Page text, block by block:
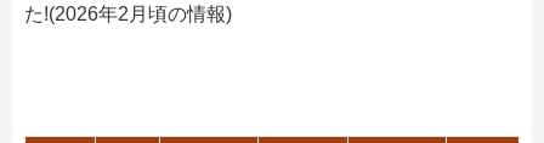
た!(2026年2月頃の情報)